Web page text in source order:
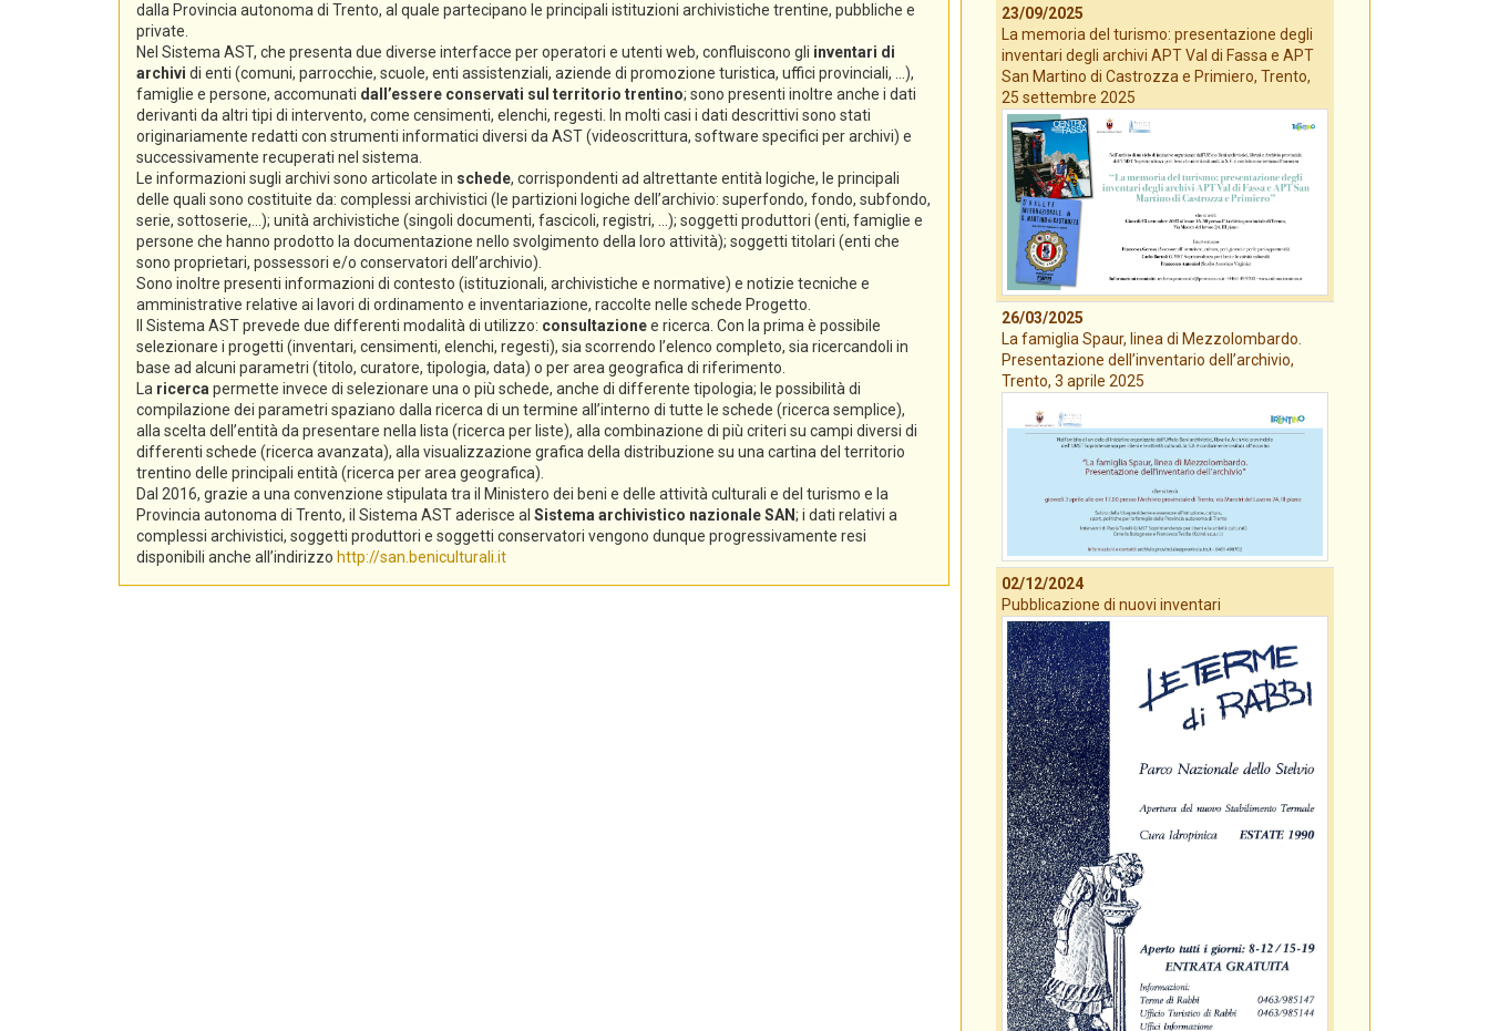
dalla Provincia autonoma di Trento, al quale partecipano le principali istituzioni archivistiche trentine, pubbliche e
private.
Nel Sistema AST, che presenta due diverse interfacce per operatori e utenti web, confluiscono gli inventari di
archivi di enti (comuni, parrocchie, scuole, enti assistenziali, aziende di promozione turistica, uffici provinciali, ...),
famiglie e persone, accomunati dall’essere conservati sul territorio trentino; sono presenti inoltre anche i dati
derivanti da altri tipi di intervento, come censimenti, elenchi, regesti. In molti casi i dati descrittivi sono stati
originariamente redatti con strumenti informatici diversi da AST (videoscrittura, software specifici per archivi) e
successivamente recuperati nel sistema.
Le informazioni sugli archivi sono articolate in schede, corrispondenti ad altrettante entità logiche, le principali
delle quali sono costituite da: complessi archivistici (le partizioni logiche dell’archivio: superfondo, fondo, subfondo,
serie, sottoserie,...); unità archivistiche (singoli documenti, fascicoli, registri, ...); soggetti produttori (enti, famiglie e
persone che hanno prodotto la documentazione nello svolgimento della loro attività); soggetti titolari (enti che
sono proprietari, possessori e/o conservatori dell’archivio).
Sono inoltre presenti informazioni di contesto (istituzionali, archivistiche e normative) e notizie tecniche e
amministrative relative ai lavori di ordinamento e inventariazione, raccolte nelle schede Progetto.
Il Sistema AST prevede due differenti modalità di utilizzo: consultazionee ricerca. Con la prima è possibile
selezionare i progetti (inventari, censimenti, elenchi, regesti), sia scorrendo l’elenco completo, sia ricercandoli in
base ad alcuni parametri (titolo, curatore, tipologia, data) o per area geografica di riferimento.
La ricerca permette invece di selezionare una o più schede, anche di differente tipologia; le possibilità di
compilazione dei parametri spaziano dalla ricerca di un termine all’interno di tutte le schede (ricerca semplice),
alla scelta dell’entità da presentare nella lista (ricerca per liste), alla combinazione di più criteri su campi diversi di
differenti schede (ricerca avanzata), alla visualizzazione grafica della distribuzione su una cartina del territorio
trentino delle principali entità (ricerca per area geografica).
Dal 2016, grazie a una convenzione stipulata tra il Ministero dei beni e delle attività culturali e del turismo e la
Provincia autonoma di Trento, il Sistema AST aderisce al Sistema archivistico nazionale SAN; i dati relativi a
complessi archivistici, soggetti produttori e soggetti conservatori vengono dunque progressivamente resi
disponibili anche all’indirizzo http://san.beniculturali.it
23/09/2025
La memoria del turismo: presentazione degli
inventari degli archivi APT Val di Fassa e APT
San Martino di Castrozza e Primiero, Trento,
25 settembre 2025
26/03/2025
La famiglia Spaur, linea di Mezzolombardo.
Presentazione dell’inventario dell’archivio,
Trento, 3 aprile 2025
02/12/2024
Pubblicazione di nuovi inventari